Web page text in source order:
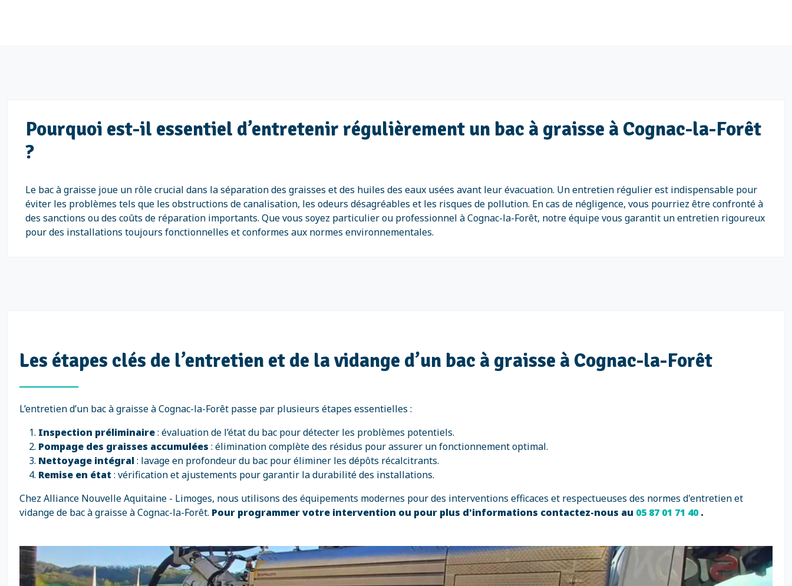
Pourquoi est-il essentiel d’entretenir régulièrement un bac à graisse à Cognac-la-Forêt
?
Le bac à graisse joue un rôle crucial dans la séparation des graisses et des huiles des eaux usées avant leur évacuation. Un entretien régulier est indispensable pour
éviter les problèmes tels que les obstructions de canalisation, les odeurs désagréables et les risques de pollution. En cas de négligence, vous pourriez être confronté à
des sanctions ou des coûts de réparation importants. Que vous soyez particulier ou professionnel à Cognac-la-Forêt, notre équipe vous garantit un entretien rigoureux
pour des installations toujours fonctionnelles et conformes aux normes environnementales.
Les étapes clés de l’entretien et de la vidange d’un bac à graisse à Cognac-la-Forêt
L’entretien d’un bac à graisse à Cognac-la-Forêt passe par plusieurs étapes essentielles :
Inspection préliminaire: évaluation de l’état du bac pour détecter les problèmes potentiels.
Pompage des graisses accumulées : élimination complète des résidus pour assurer un fonctionnement optimal.
Nettoyage intégral: lavage en profondeur du bac pour éliminer les dépôts récalcitrants.
Remise en état : vérification et ajustements pour garantir la durabilité des installations.
Chez Alliance Nouvelle Aquitaine - Limoges, nous utilisons des équipements modernes pour des interventions efficaces et respectueuses des normes d'entretien et
vidange de bac à graisse à Cognac-la-Forêt. Pour programmer votre intervention ou pour plus d'informations contactez-nous au 05 87 01 71 40.